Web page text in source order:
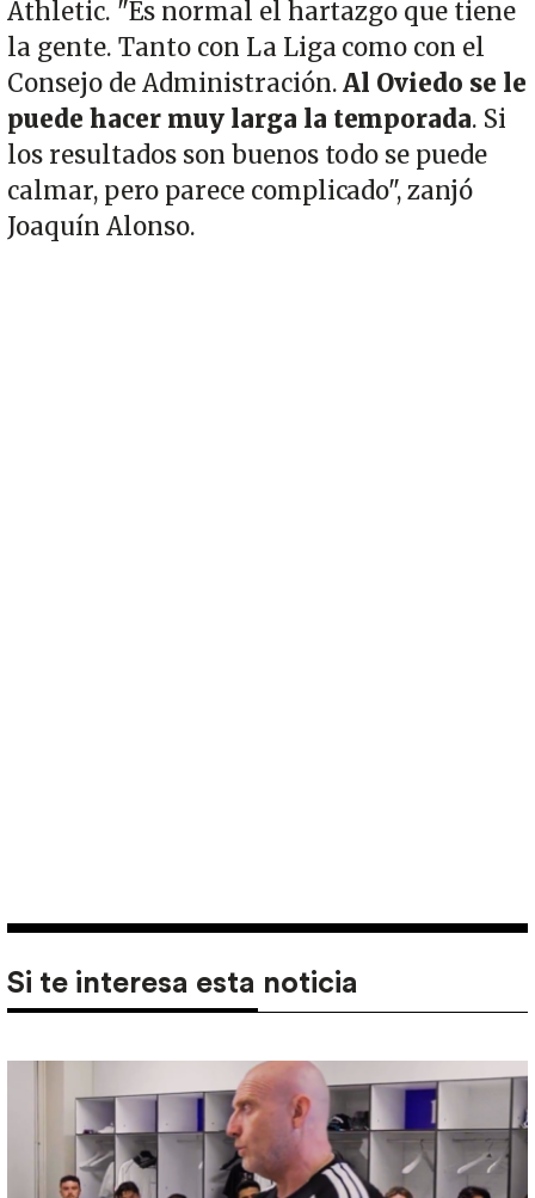
Athletic. "Es normal el hartazgo que tiene
la gente. Tanto con La Liga como con el
Consejo de Administración.Al Oviedo se le
puede hacer muy larga la temporada. Si
los resultados son buenos todo se puede
calmar, pero parece complicado", zanjó
Joaquín Alonso.
Si te interesa esta noticia